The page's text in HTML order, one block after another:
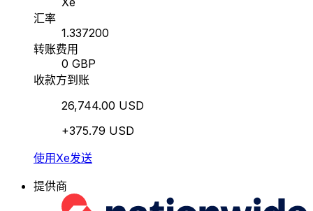
汇率
1.337200
转账费用
0 GBP
收款方到账
26,744.00 USD
+375.79 USD
使用Xe发送
提供商